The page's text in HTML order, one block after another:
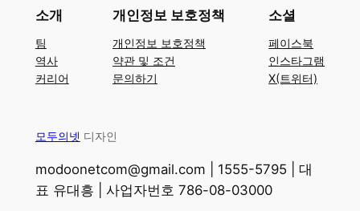
소개
팀
역사
커리어
개인정보 보호정책
개인정보 보호정책
약관 및 조건
문의하기
소셜
페이스북
인스타그램
X(트위터)
모두의넷 디자인
modoonetcom@gmail.com | 1555-5795 | 대
표 유대흥 | 사업자번호 786-08-03000